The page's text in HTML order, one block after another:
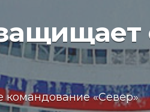
командование «Север»